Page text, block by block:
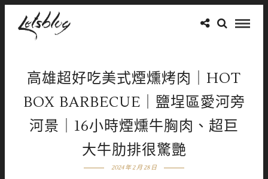
高雄超好吃美式煙燻烤肉｜HOT
BOX BARBECUE｜鹽埕區愛河旁
河景｜16小時煙燻牛胸肉、超巨
大牛肋排很驚艷
2024 年 2 月 28 日